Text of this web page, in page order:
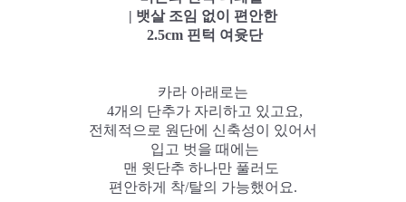
| 뱃살 조임 없이 편안한
2.5cm 핀턱 여윳단
카라 아래로는
4개의 단추가 자리하고 있고요,
전체적으로 원단에 신축성이 있어서
입고 벗을 때에는
맨 윗단추 하나만 풀러도
편안하게 착/탈의 가능했어요.